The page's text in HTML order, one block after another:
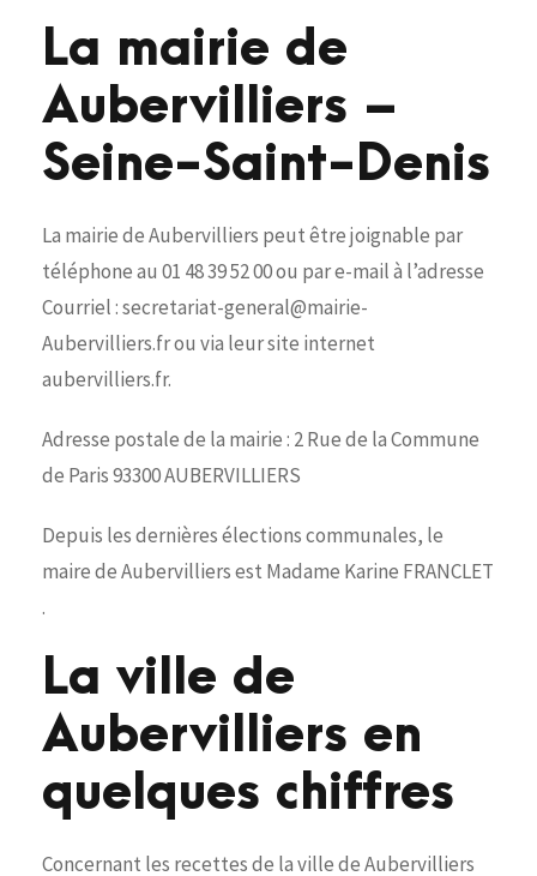
La mairie de
Aubervilliers –
Seine-Saint-Denis
La mairie de Aubervilliers peut être joignable par
téléphone au 01 48 39 52 00 ou par e-mail à l’adresse
Courriel : secretariat-general@mairie-
Aubervilliers.fr ou via leur site internet
aubervilliers.fr.
Adresse postale de la mairie : 2 Rue de la Commune
de Paris 93300 AUBERVILLIERS
Depuis les dernières élections communales, le
maire de Aubervilliers est Madame Karine FRANCLET
.
La ville de
Aubervilliers en
quelques chiffres
Concernant les recettes de la ville de Aubervilliers